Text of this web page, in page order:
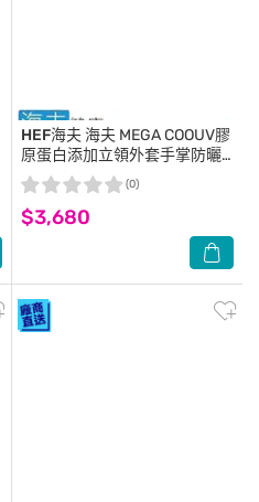
HEF海夫 海夫 MEGA COOUV膠
原蛋白添加立領外套手掌防曬
蒂芬妮(UV-F410)L
$3,680
(0)